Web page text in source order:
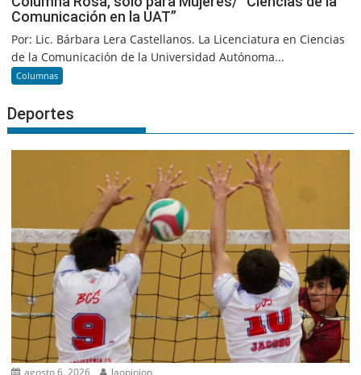
Comunicación en la UAT”
Por: Lic. Bárbara Lera Castellanos. La Licenciatura en Ciencias
de la Comunicación de la Universidad Autónoma...
Columnas
Deportes